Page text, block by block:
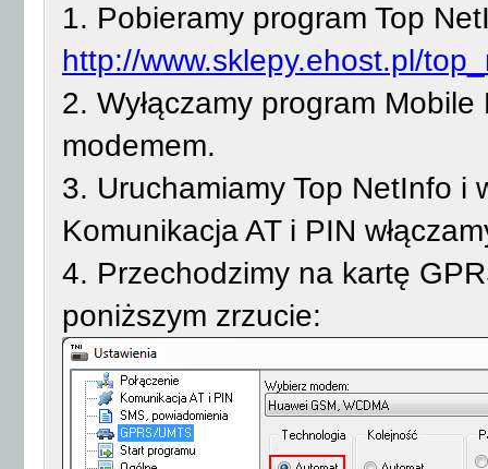
1. Pobieramy program Top
http://www.sklepy.ehost.pl/
2. Wyłączamy program
modemem.
3. Uruchamiamy Top NetInfo i
Komunikacja AT i PIN
4. Przechodzimy na kartę
poniższym zrzucie: